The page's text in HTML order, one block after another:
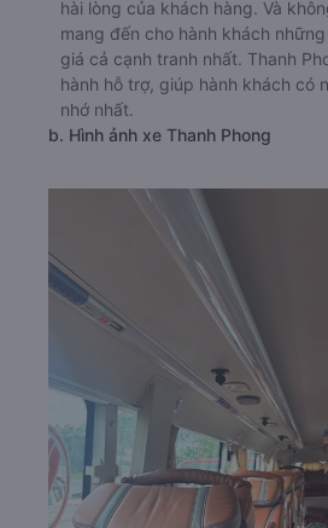
hài lòng của khách hàng. Và
mang đến cho hành khách
giá cả cạnh tranh nhất. Thanh
hành hỗ trợ, giúp hành khách có
nhớ nhất.
b. Hình ảnh xe Thanh Phong